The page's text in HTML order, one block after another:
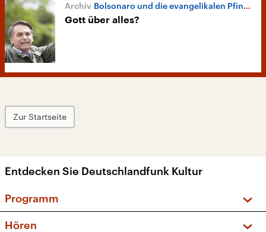
Bolsonaro und die evangelikalen Pfingstkirchen
Gott über alles?
Zur Startseite
Entdecken Sie Deutschlandfunk Kultur
Programm
Hören